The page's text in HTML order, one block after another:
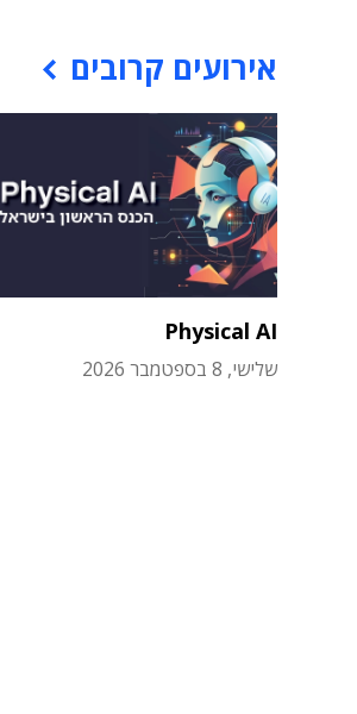
אירועים קרובים
Physical AI
שלישי, 8 בספטמבר 2026